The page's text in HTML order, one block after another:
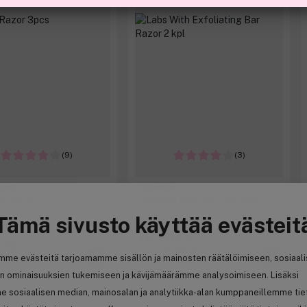
sivusto käyttää
evästeitä tarjoamamme sisällön ja mainosten räätälöimiseen,
ominaisuuksien tukemiseen ja kävijämäärämme analysoimiseen. Lisäksi
sosiaalisen median, mainosalan ja analytiikka-alan kumppaneillemme
(9)
100g
(3)
16,80 €
16,80 € / kpl